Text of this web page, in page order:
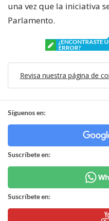
una vez que la iniciativa
Parlamento.
¿ENCONTRASTE
ERROR?
Revisa nuestra página de
Síguenos en:
Suscríbete en:
Suscríbete en: